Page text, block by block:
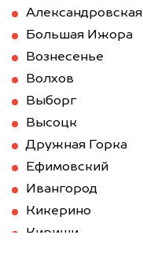
Александровская
Большая Ижора
Вознесенье
Волхов
Выборг
Высоцк
Дружная Горка
Ефимовский
Ивангород
Кикерино
Кириши